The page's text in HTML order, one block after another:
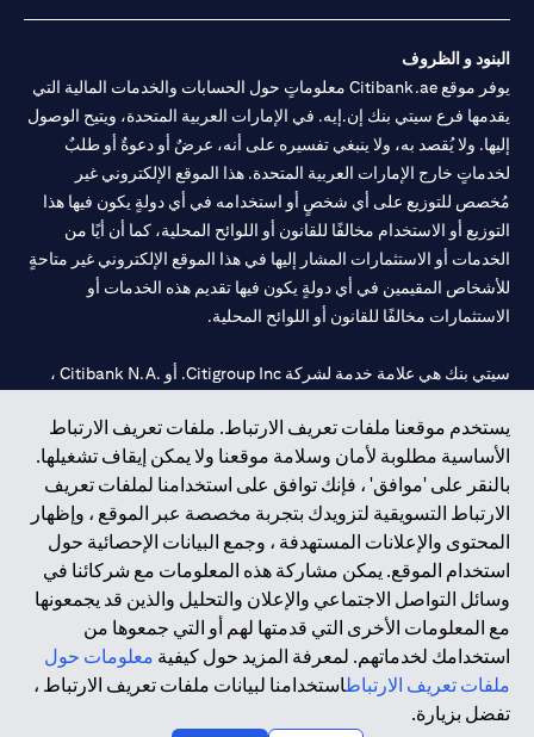
يستخدم موقعنا ملفات تعريف الارتباط. ملفات تعريف الارتباط
الأساسية مطلوبة لأمان وسلامة موقعنا ولا يمكن إيقاف تشغيلها.
بالنقر على 'موافق' ، فإنك توافق على استخدامنا لملفات تعريف
الارتباط التسويقية لتزويدك بتجربة مخصصة عبر الموقع ، وإظهار
المحتوى والإعلانات المستهدفة ، وجمع البيانات الإحصائية حول
استخدام الموقع. يمكن مشاركة هذه المعلومات مع شركائنا في
وسائل التواصل الاجتماعي والإعلان والتحليل والذين قد يجمعونها
مع المعلومات الأخرى التي قدمتها لهم أو التي جمعوها من
استخدامك لخدماتهم. لمعرفة المزيد حول كيفية معلومات حول
ملفات تعريف الارتباطاستخدامنا لبيانات ملفات تعريف الارتباط ،
تفضل بزيارة.
البنود و الظروف
يوفر موقع Citibank.ae معلوماتٍ حول الحسابات والخدمات المالية التي
يقدمها فرع سيتي بنك إن.إيه. في الإمارات العربية المتحدة، ويتيح الوصول
إليها. ولا يُقصد به، ولا ينبغي تفسيره على أنه، عرضٌ أو دعوةٌ أو طلبٌ
لخدماتٍ خارج الإمارات العربية المتحدة. هذا الموقع الإلكتروني غير
مُخصص للتوزيع على أي شخصٍ أو استخدامه في أي دولةٍ يكون فيها هذا
التوزيع أو الاستخدام مخالفًا للقانون أو اللوائح المحلية، كما أن أيًا من
الخدمات أو الاستثمارات المشار إليها في هذا الموقع الإلكتروني غير متاحةٍ
للأشخاص المقيمين في أي دولةٍ يكون فيها تقديم هذه الخدمات أو
الاستثمارات مخالفًا للقانون أو اللوائح المحلية.
سيتي بنك هي علامة خدمة لشركة Citigroup Inc. أو .Citibank N.A ،
سيتي بنك إن. إيه. الإمارات مسجل لدى مصرف الإمارات المركزي تحت
أرقام التراخيص 202563 لفرع الوصل في دبي، 531989 لفرع مول
الإمارات في دبي، و CN-1002019 لفرع أبوظبي. هاتف: 4000 311 04.
فرع سيتي بنك إن إيه - الإمارات العربية المتحدة مرخص من مصرف
الإمارات العربية المتحدة المركزي كفرع لبنك أجنبي.
سيتي بنك إن إيه الإمارات العربية المتحدة مرخص من هيئة الأوراق المالية
والسلع في الإمارات العربية المتحدة ("SCA") للقيام بالنشاط المالي لـ أ)
الاستشارات المالية والتعريف والترويج بموجب ترخيص رقم
20200000097 ب) وسيط تداول في الأسواق الدولية بموجب ترخيص